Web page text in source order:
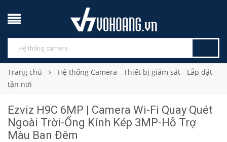
Trang chủ
Hệ thống Camera - Thiết bị giám sát - Lắp đặt
tận nơi
Ezviz H9C 6MP | Camera Wi-Fi Quay Quét
Ngoài Trời-Ống Kính Kép 3MP-Hỗ Trợ
Màu Ban Đêm